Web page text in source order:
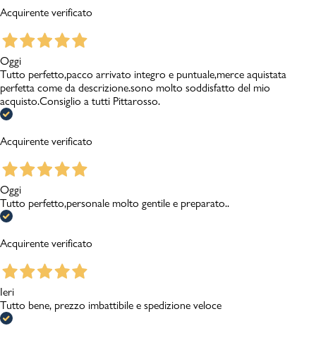
Acquirente verificato
Oggi
Tutto perfetto,pacco arrivato integro e puntuale,merce aquistata
perfetta come da descrizione.sono molto soddisfatto del mio
acquisto.Consiglio a tutti Pittarosso.
Acquirente verificato
Oggi
Tutto perfetto,personale molto gentile e preparato..
Acquirente verificato
Ieri
Tutto bene, prezzo imbattibile e spedizione veloce